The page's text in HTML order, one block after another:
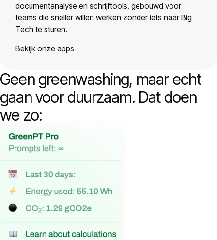
documentanalyse en schrijftools, gebouwd voor
teams die sneller willen werken zonder iets naar Big
Tech te sturen.
Bekijk onze apps
Geen greenwashing, maar echt
gaan voor duurzaam. Dat doen
we zo: